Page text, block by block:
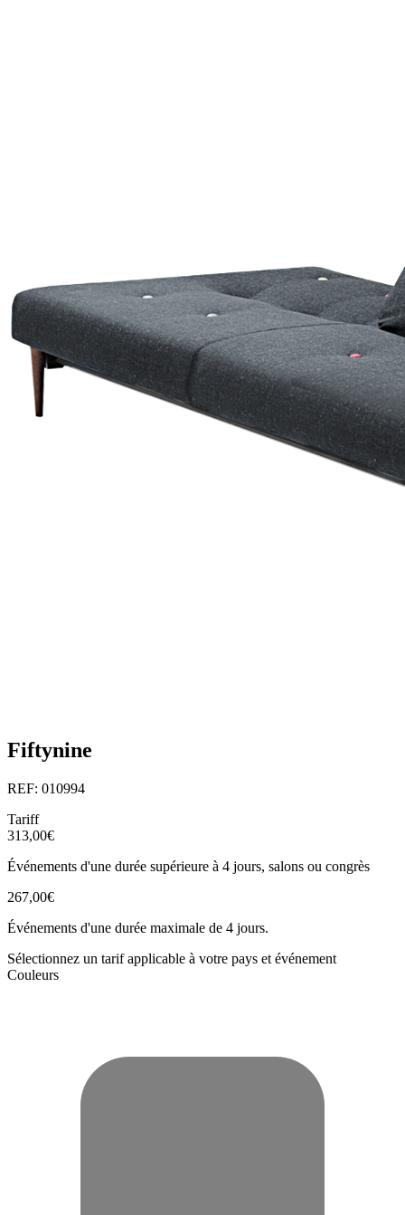
Fiftynine
REF: 010994
Tariff
313,00€
Événements d'une durée supérieure à 4 jours, salons ou congrès
267,00€
Événements d'une durée maximale de 4 jours.
Sélectionnez un tarif applicable à votre pays et événement
Couleurs